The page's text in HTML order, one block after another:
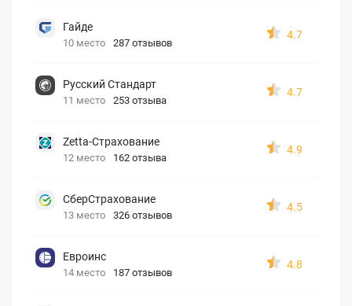
Гайде
10 место 287 отзывов
4.7
Русский Стандарт
11 место 253 отзыва
4.7
Zetta-Страхование
12 место 162 отзыва
4.9
СберСтрахование
13 место 326 отзывов
4.5
Евроинс
14 место 187 отзывов
4.8